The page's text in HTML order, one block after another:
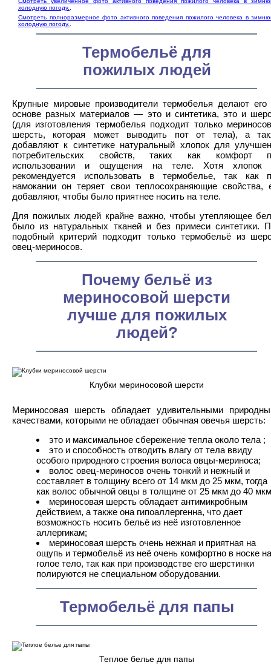
холодную погоду.
Смотреть полноразмерное фото активного поведения пожилого человека в
холодную погоду.
Термобельё для
пожилых людей
Крупные мировые производители термобелья делают его
основе разных материалов — это и синтетика, это и
(для изготовления термобелья подходит только
шерсть, которая может выводить пот от тела), а
добавляют к синтетике натуральный хлопок для
потребительских свойств, таких как комфорт
использовании и ощущения на теле. Хотя хлопок
рекомендуется использовать в термобелье, так как
намокании он теряет свои теплосохраняющие свойства,
добавляют, чтобы было приятнее носить на теле.
Для пожилых людей крайне важно, чтобы утепляющее
было из натуральных тканей и без примеси синтетики.
подобный критерий подходит только термобельё из
овец-мериносов.
Почему бельё из
мериносовой шерсти
лучше для пожилых
людей?
Клубки мериносовой шерсти
Мериносовая шерсть обладает удивительными
качествами, которыми не обладает обычная овечья шерсть:
это и максимальное сбережение тепла около тела ;
это и способность отводить влагу от тела ввиду
особого природного строения волоса овцы-мериноса;
волос овец-мериносов очень тонкий и нежный и
составляет в толщину всего от 14 мкм до 25 мкм, тогда
как волос обычной овцы в толщине от 25 мкм до 40
мериносовая шерсть обладает антимикробным
действием, а также она гипоаллергенна, что дает
возможность носить бельё из неё изготовленное
аллергикам;
мериносовая шерсть очень нежная и приятная на
ощупь и термобельё из неё очень комфортно в носке на
голое тело, так как при производстве его шерстинки
полируются не специальном оборудовании.
Термобельё для папы
Теплое белье для папы